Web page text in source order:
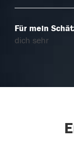
Für mein
dich sehr